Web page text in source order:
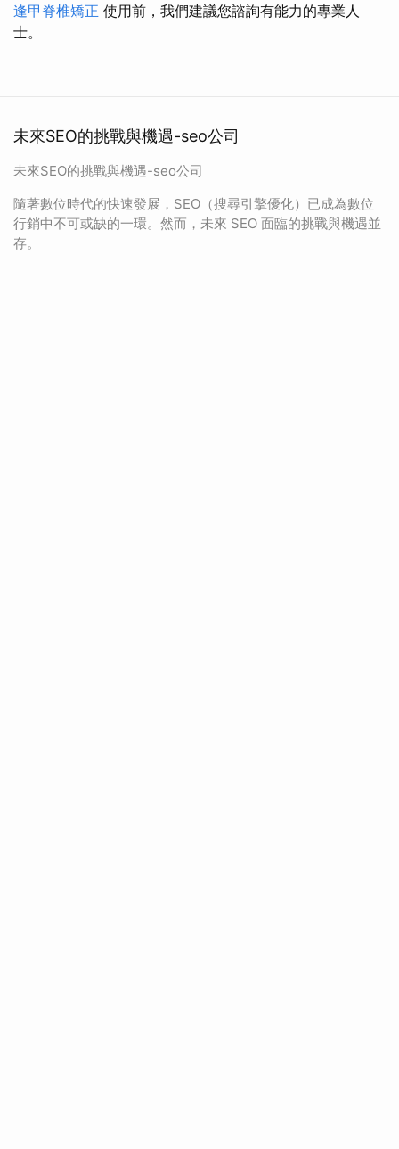
逢甲脊椎矯正 使用前，我們建議您諮詢有能力的專業人
士。
未來SEO的挑戰與機遇-seo公司
未來SEO的挑戰與機遇-seo公司
隨著數位時代的快速發展，SEO（搜尋引擎優化）已成為數位
行銷中不可或缺的一環。然而，未來 SEO 面臨的挑戰與機遇並
存。